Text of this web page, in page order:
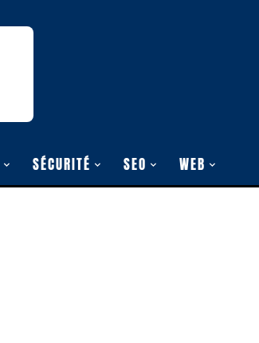
SÉCURITÉ SEO WEB